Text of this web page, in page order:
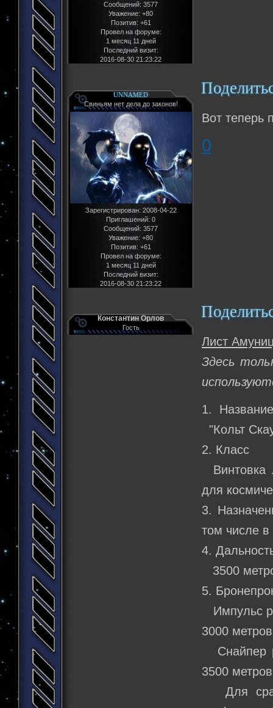
Сообщений: 3577
Уважение: +80
Позитив: +61
Провел на форуме:
1 месяц 11 дней
Последний визит:
2016-08-30 21:23:22
UNNAMED
Свиньям нет дела до законов!
Зарегистрирован: 2008-04-22
Приглашений: 0
Сообщений: 3577
Уважение: +80
Позитив: +61
Провел на форуме:
1 месяц 11 дней
Последний визит:
2016-08-30 21:23:22
Вот теперь
0
Константин Орлов
Гость
Лист
Здесь
1.
"Кольт
2. Класс
Винтовка
для
3.
том числе
4.
3500
5.
Импульс
3000 метров
Снайпер
3500
Для